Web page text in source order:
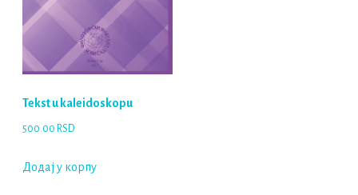
Tekst u kaleidoskopu
500.00 RSD
Додај у корпу